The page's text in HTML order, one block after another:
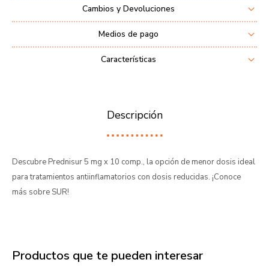
Cambios y Devoluciones
Medios de pago
Características
Descripción
Descubre Prednisur 5 mg x 10 comp., la opción de menor dosis ideal
para tratamientos antiinflamatorios con dosis reducidas. ¡Conoce
más sobre SUR!
Productos que te pueden interesar